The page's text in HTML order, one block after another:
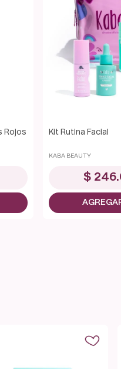
Rojos
Kit Rutina Facial
KABA BEAUTY
$ 246.